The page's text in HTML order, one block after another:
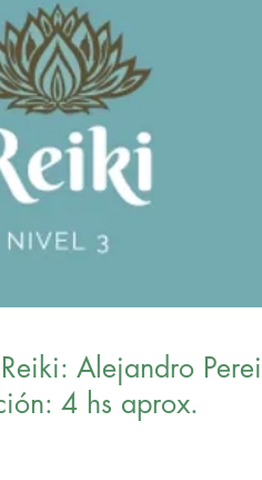
Alejandro
4 hs aprox.